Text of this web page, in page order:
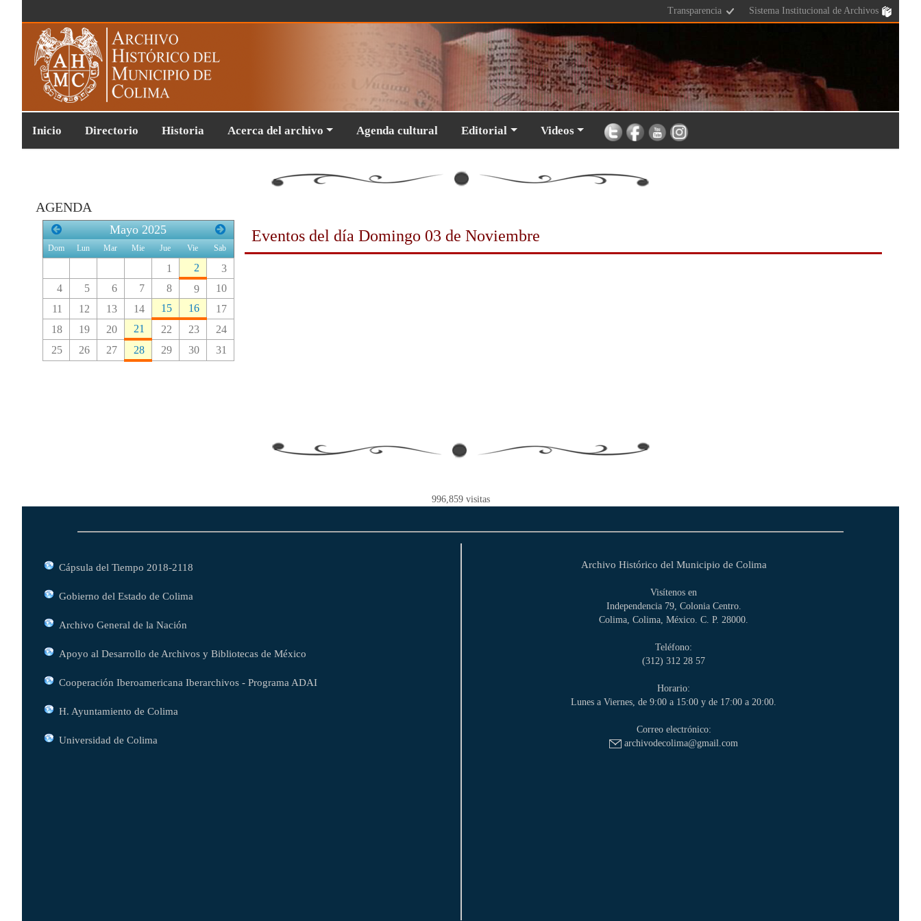
Sistema Institucional de Archivos
Transparencia
Inicio Directorio Historia Acerca del archivo Agenda cultural Editorial Videos
AGENDA
Mayo2025
Dom Lun Mar Mie Jue Vie Sab
1 2
3
4
5 6 7 8 9
10
11
12 13 14 15 16
17
18
19 20 21 22 23
24
25
26 27 28 29 30 31
Eventos del día Domingo 03 de Noviembre
996,859visitas
Cápsula del Tiempo 2018-2118
Gobierno del Estado de Colima
Archivo General de la Nación
Apoyo al Desarrollo de Archivos y Bibliotecas de México
Cooperación Iberoamericana Iberarchivos - Programa ADAI
H. Ayuntamiento de Colima
Universidad de Colima
Archivo Histórico del Municipio de Colima
Visítenos en
Independencia 79, Colonia Centro.
Colima, Colima, México. C. P. 28000.
Teléfono:
(312) 312 28 57
Horario:
Lunes a Viernes, de 9:00 a 15:00 y de 17:00 a 20:00.
Correo electrónico:
archivodecolima@gmail.com